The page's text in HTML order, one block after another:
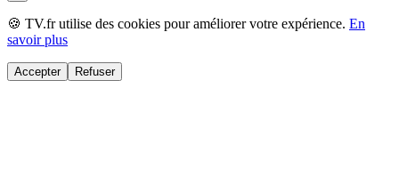
🍪 TV.fr utilise des cookies pour améliorer votre expérience. En
savoir plus
Accepter Refuser